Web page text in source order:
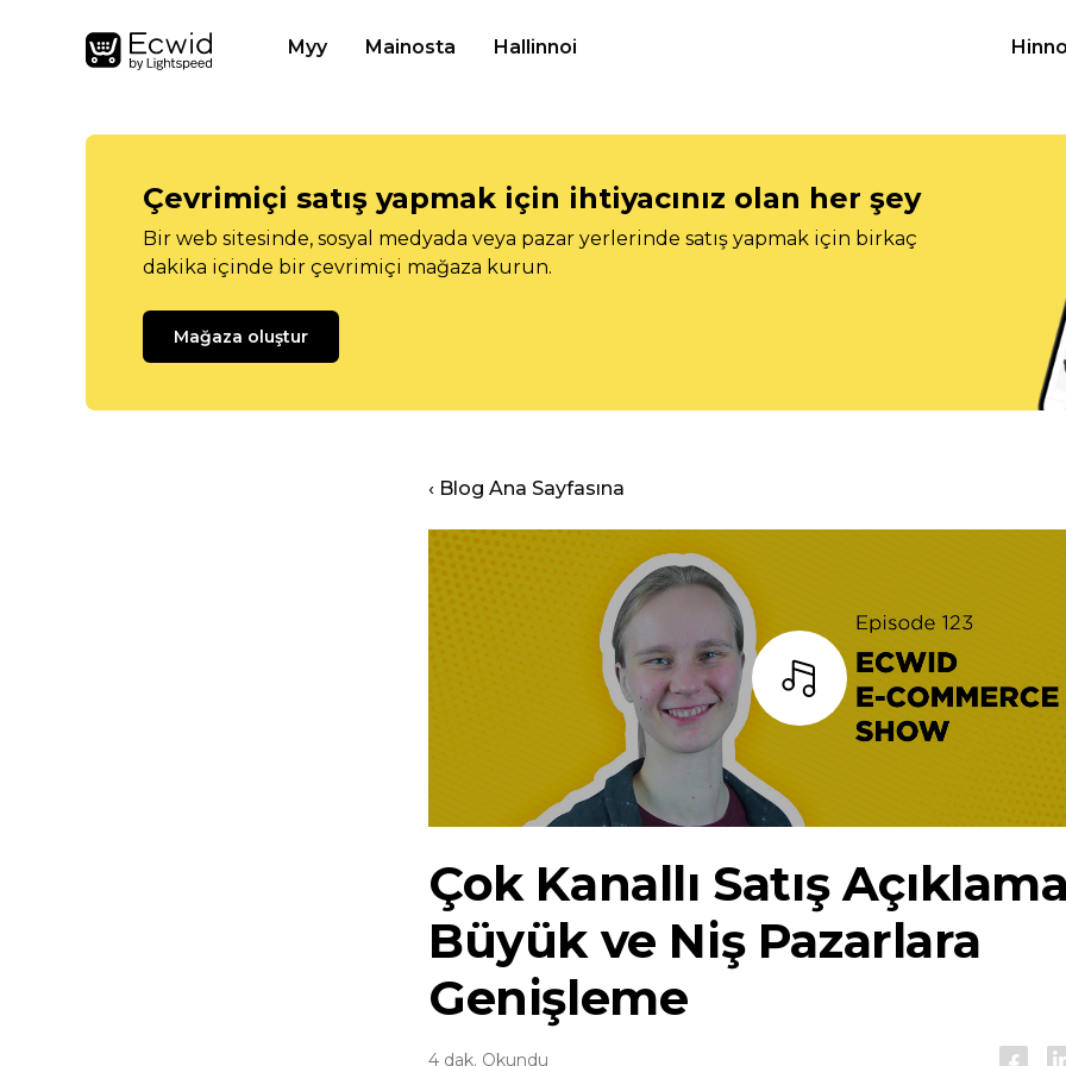
Myy Mainosta Hallinnoi
Çevrimiçi satış yapmak için ihtiyacınız olan her şey
Bir web sitesinde, sosyal medyada veya pazar yerlerinde satış yapmak için birkaç
dakika içinde bir çevrimiçi mağaza kurun.
Mağaza oluştur
‹ Blog Ana Sayfasına
Çok Kanallı Satış
Büyük ve Niş Pazarlara
Genişleme
4 dak. Okundu